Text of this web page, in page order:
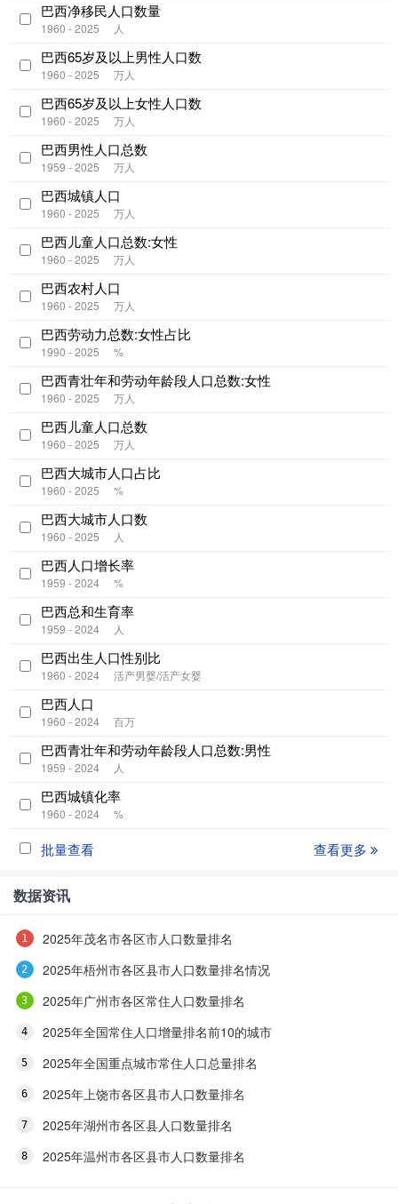
巴西净移民人口数量
1960 - 2025 人
巴西65岁及以上男性人口数
1960 - 2025 万人
巴西65岁及以上女性人口数
1960 - 2025 万人
巴西男性人口总数
1959 - 2025 万人
巴西城镇人口
1960 - 2025 万人
巴西儿童人口总数:女性
1960 - 2025 万人
巴西农村人口
1960 - 2025 万人
巴西劳动力总数:女性占比
1990 - 2025 %
巴西青壮年和劳动年龄段人口总数:女性
1960 - 2025 万人
巴西儿童人口总数
1960 - 2025 万人
巴西大城市人口占比
1960 - 2025 %
巴西大城市人口数
1960 - 2025 人
巴西人口增长率
1959 - 2024 %
巴西总和生育率
1959 - 2024 人
巴西出生人口性别比
1960 - 2024 活产男婴/活产女婴
巴西人口
1960 - 2024 百万
巴西青壮年和劳动年龄段人口总数:男性
1959 - 2024 人
巴西城镇化率
1960 - 2024 %
批量查看 查看更多
数据资讯
2025年茂名市各区市人口数量排名
2025年梧州市各区县市人口数量排名情况
2025年广州市各区常住人口数量排名
2025年全国常住人口增量排名前10的城市
2025年全国重点城市常住人口总量排名
2025年上饶市各区县市人口数量排名
2025年湖州市各区县人口数量排名
2025年温州市各区县市人口数量排名